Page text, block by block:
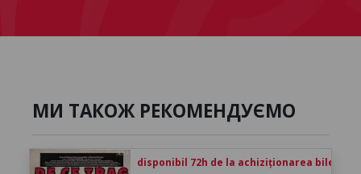
МИ ТАКОЖ РЕКОМЕНДУЄМО
disponibil 72h de la achiziționarea biletului